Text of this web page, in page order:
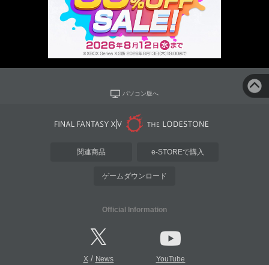
パソコン版へ
関連商品 e-STOREで購入
ゲームダウンロード
Official Information
X/ News YouTube